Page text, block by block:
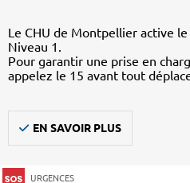
Le CHU de Montpellier active
Niveau 1.
Pour garantir une prise en
appelez le 15 avant tout
EN SAVOIR PLUS
URGENCES